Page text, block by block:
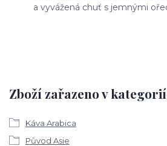
a vyvážená chuť s jemnými
Zboží zařazeno v
Káva Arabica
Původ Asie